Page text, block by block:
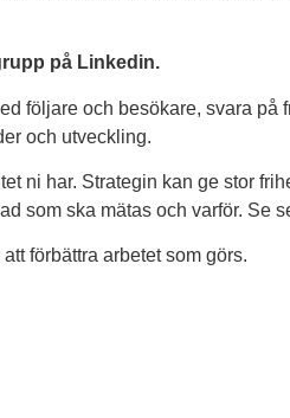
på Linkedin.
följare och besökare, svara
och utveckling.
ni har. Strategin kan ge stor
som ska mätas och varför. Se
förbättra arbetet som görs.